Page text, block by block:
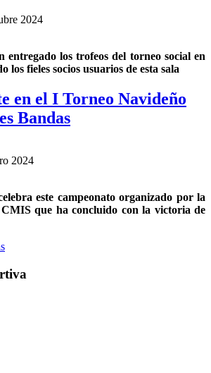
2024
entregado los trofeos del torneo social en
los fieles socios usuarios de esta sala
en el I Torneo Navideño
Bandas
2024
este campeonato organizado por la
que ha concluido con la victoria de